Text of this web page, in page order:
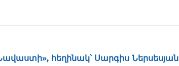
հեղինակ՝ Սարգիս Ներսեսյան